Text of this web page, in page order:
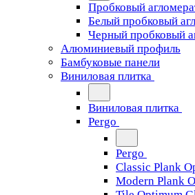
Пробковый
Белый пробковый
Черный пробковый
Алюминиевый профиль
Бамбуковые панели
Виниловая плитка
Виниловая плитка
Pergo
Pergo
Classic Plank
Modern Plank